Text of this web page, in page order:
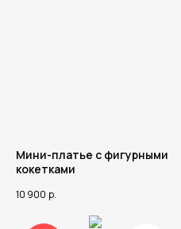
Мини-платье с фигурными
кокетками
10 900 р.